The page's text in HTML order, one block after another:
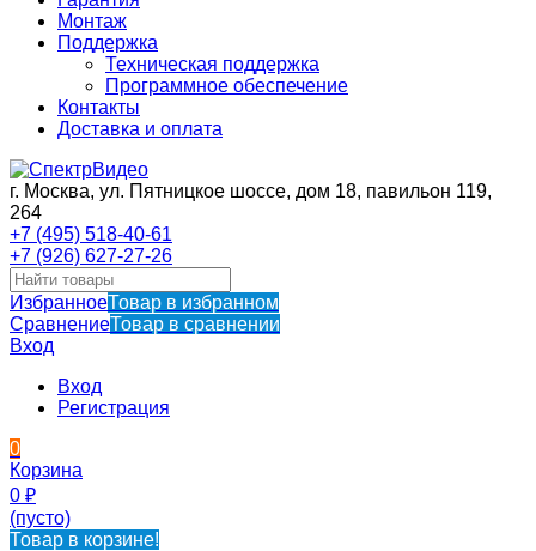
Монтаж
Поддержка
Техническая поддержка
Программное обеспечение
Контакты
Доставка и оплата
г. Москва, ул. Пятницкое шоссе, дом 18, павильон 119,
264
+7 (495) 518-40-61
+7 (926) 627-27-26
ИзбранноеТовар в избранном
СравнениеТовар в сравнении
Вход
Вход
Регистрация
0
Корзина
0 ₽
(пусто)
Товар в корзине!